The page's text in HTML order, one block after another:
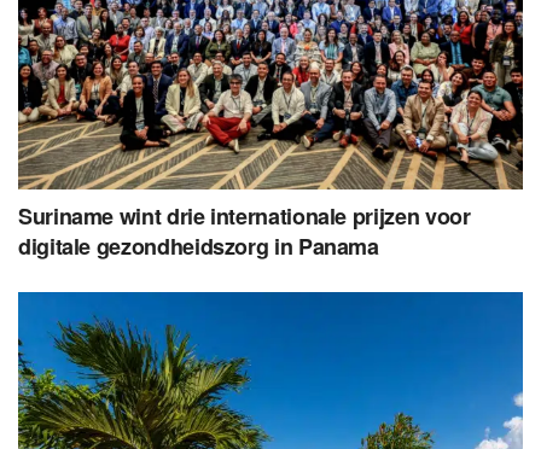
Suriname wint drie internationale prijzen voor
digitale gezondheidszorg in Panama